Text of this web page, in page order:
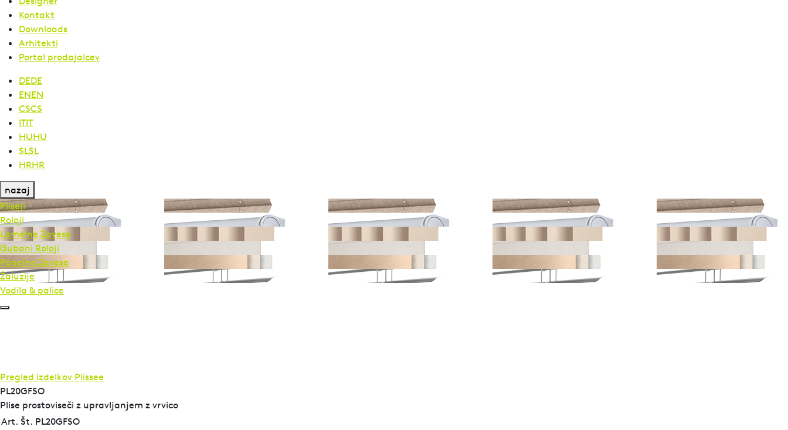
Kontakt
Downloads
Arhitekti
Portal prodajalcev
DEDE
ENEN
CSCS
ITIT
HUHU
SLSL
HRHR
nazaj
Pliseji
Roloji
Lamelne Zavese
Gubani Roloji
Panelne Zavese
Žaluzije
Vodila & palice
Pregled izdelkov Plissee
PL20GFSO
Plise prostoviseči z upravljanjem z vrvico
Art. Št. PL20GFSO